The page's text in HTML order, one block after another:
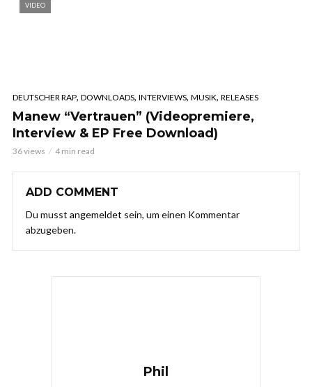
VIDEO
DEUTSCHER RAP, DOWNLOADS, INTERVIEWS, MUSIK, RELEASES
Manew “Vertrauen” (Videopremiere,
Interview & EP Free Download)
36 views 4 min read
ADD COMMENT
Du musst angemeldet sein, um einen Kommentar
abzugeben.
Phil